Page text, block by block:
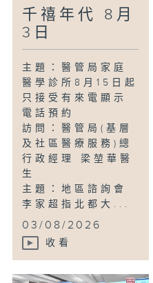
千禧年代 8月
3日
主題：醫管局家庭
醫學診所8月15日起
只接受有來電顯示
電話預約
訪問：醫管局(基層
及社區醫療服務)總
行政經理 梁堃華醫
生
主題：地區諮詢會
李家超指北都大...
03/08/2026
收看